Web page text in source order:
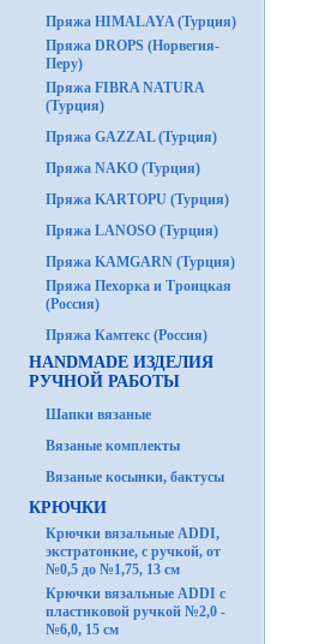
Пряжа HIMALAYA (Турция)
Пряжа DROPS (Норвегия-
Перу)
Пряжа FIBRA NATURA
(Турция)
Пряжа GAZZAL (Турция)
Пряжа NAKO (Турция)
Пряжа KARTOPU (Турция)
Пряжа LANOSO (Турция)
Пряжа KAMGARN (Турция)
Пряжа Пехорка и Троицкая
(Россия)
Пряжа Камтекс (Россия)
HANDMADE ИЗДЕЛИЯ
РУЧНОЙ РАБОТЫ
Шапки вязаные
Вязаные комплекты
Вязаные косынки, бактусы
КРЮЧКИ
Крючки вязальные ADDI,
экстратонкие, с ручкой, от
№0,5 до №1,75, 13 см
Крючки вязальные ADDI с
пластиковой ручкой №2,0 -
№6,0, 15 см